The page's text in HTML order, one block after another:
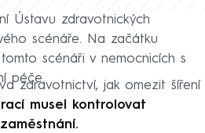
Ústavu zdravotnických
scénáře. Na začátku
scénáři v nemocnicích s
péče.
zdravotnictví, jak omezit šíření
musel kontrolovat